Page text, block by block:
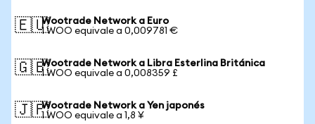
🇪🇺Wootrade Network a Euro
1 WOO equivale a 0,009781 €
🇬🇧Wootrade Network a Libra Esterlina Británica
1 WOO equivale a 0,008359 £
🇯🇵Wootrade Network a Yen japonés
1 WOO equivale a 1,8 ¥